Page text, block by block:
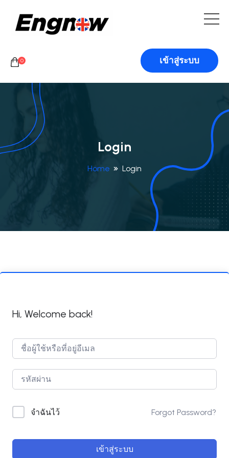
0 เข้าสู่ระบบ
Login
Home Login
Hi, Welcome back!
จำฉันไว้ Forgot Password?
เข้าสู่ระบบ